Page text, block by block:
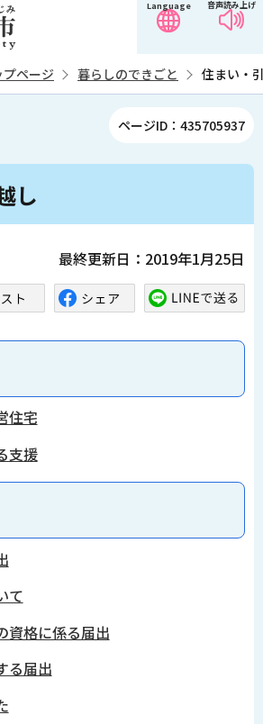
音声読み上げ
Language
プページ 暮らしのできごと 住まい・
ページID：435705937
し
最終更新日：2019年1月25日
住宅
支援
て
資格に係る届出
る届出